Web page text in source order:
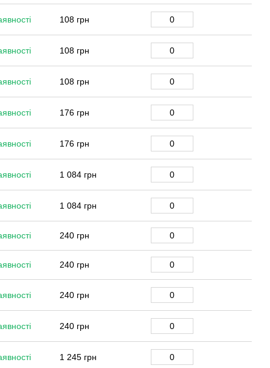
108 грн
108 грн
108 грн
176 грн
176 грн
1 084 грн
1 084 грн
240 грн
240 грн
240 грн
240 грн
1 245 грн